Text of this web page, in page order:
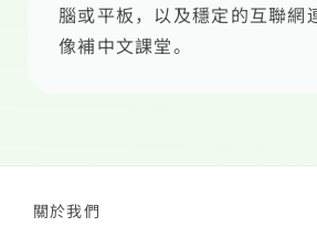
腦或平板，以及穩定的互聯網
像補中文課堂。
關於我們